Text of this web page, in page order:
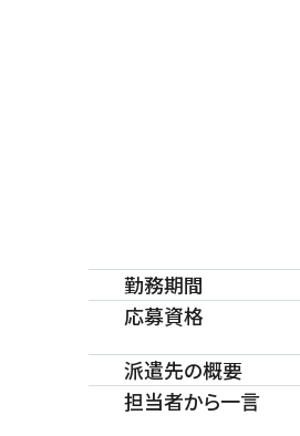
勤務期間
応募資格
派遣先の概要
担当者から一言